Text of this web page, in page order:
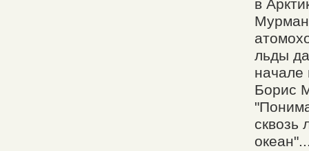
в
льды
начале
Борис
сквозь